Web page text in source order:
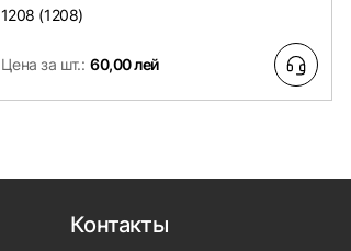
1208 (1208)
Цена за шт.: 60,00 лей
Контакты